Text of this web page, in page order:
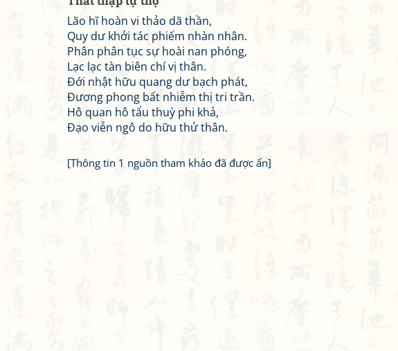
Lão hĩ hoàn vi thảo dã thần,
Quy dư khởi tác phiếm nhàn nhân.
Phân phân tục sự hoài nan phóng,
Lạc lạc tàn biên chí vị thân.
Đới nhật hữu quang dư bạch phát,
Đương phong bất nhiễm thị tri trần.
Hô quan hô tẩu thuỳ phi khả,
Đạo viễn ngô do hữu thử thân.
[Thông tin 1 nguồn tham khảo đã được ẩn]